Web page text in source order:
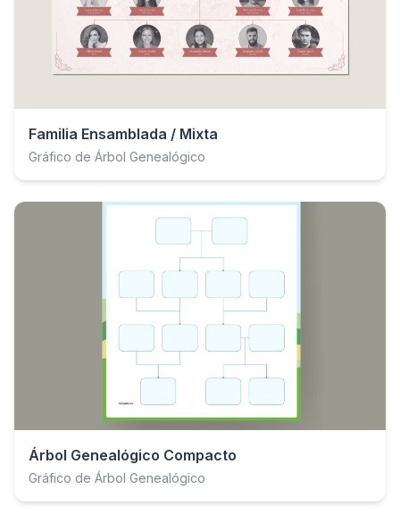
Familia Ensamblada / Mixta
Gráfico de Árbol Genealógico
Árbol Genealógico Compacto
Gráfico de Árbol Genealógico